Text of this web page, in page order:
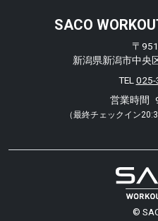
SACO
〒
新潟県新潟市中央
TEL025-
営業時間
（最終チェックイン
©